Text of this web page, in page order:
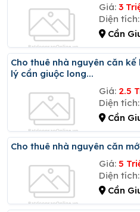
Giá: 3
Diện tích:
Cần
Cho thuê nhà nguyên căn kế bên trường mẫu giáo phước
lý cần giuộc long...
Giá: 2.5
Diện tích:
Cần
Cho thuê nhà nguyên căn
Giá: 5
Diện tích:
Cần